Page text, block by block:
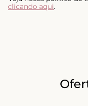
clicando aqui.